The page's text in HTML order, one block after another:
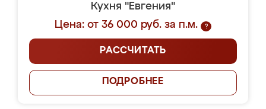
Кухня "Евгения"
Цена: от 36 000 руб. за п.м.
?
РАССЧИТАТЬ
ПОДРОБНЕЕ